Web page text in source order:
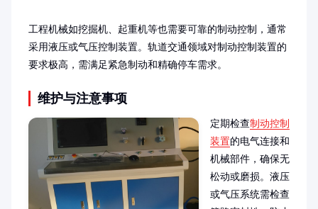
工程机械如挖掘机、起重机等也需要可靠的制动控制，通常
采用液压或气压控制装置。轨道交通领域对制动控制装置的
要求极高，需满足紧急制动和精确停车需求。
维护与注意事项
定期检查制动控制
装置的电气连接和
机械部件，确保无
松动或磨损。液压
或气压系统需检查